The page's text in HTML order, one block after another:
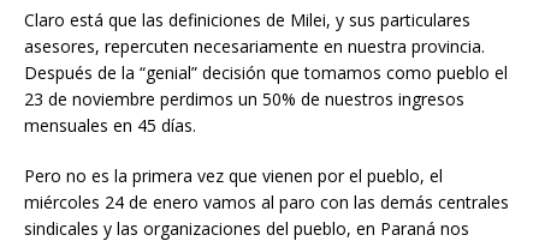
Claro está que las definiciones de Milei, y sus particulares
asesores, repercuten necesariamente en nuestra provincia.
Después de la “genial” decisión que tomamos como pueblo el
23 de noviembre perdimos un 50% de nuestros ingresos
mensuales en 45 días.
Pero no es la primera vez que vienen por el pueblo, el
miércoles 24 de enero vamos al paro con las demás centrales
sindicales y las organizaciones del pueblo, en Paraná nos